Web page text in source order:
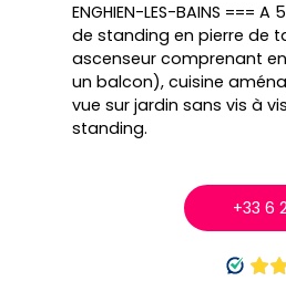
ENGHIEN-LES-BAINS
de standing en pierre de
ascenseur comprenant
un balcon), cuisine
vue sur jardin sans vis à
standing.
+33 6